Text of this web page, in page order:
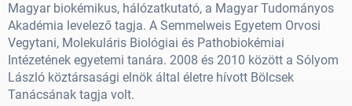
Magyar biokémikus, hálózatkutató, a Magyar Tudományos
Akadémia levelező tagja. A Semmelweis Egyetem Orvosi
Vegytani, Molekuláris Biológiai és Pathobiokémiai
Intézetének egyetemi tanára. 2008 és 2010 között a Sólyom
László köztársasági elnök által életre hívott Bölcsek
Tanácsának tagja volt.